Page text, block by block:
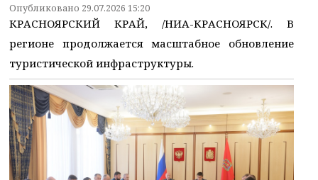
Опубликовано 29.07.2026 15:20
КРАСНОЯРСКИЙ КРАЙ, /НИА-КРАСНОЯРСК/. В
регионе продолжается масштабное обновление
туристической инфраструктуры.